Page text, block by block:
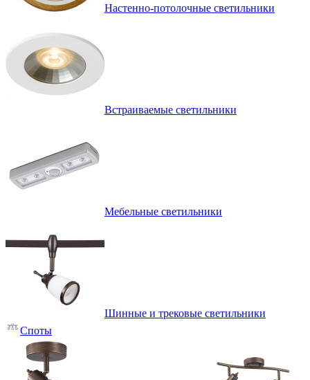
Настенно-потолочные светильники
Встраиваемые светильники
Мебельные светильники
Шинные и трековые светильники
Споты